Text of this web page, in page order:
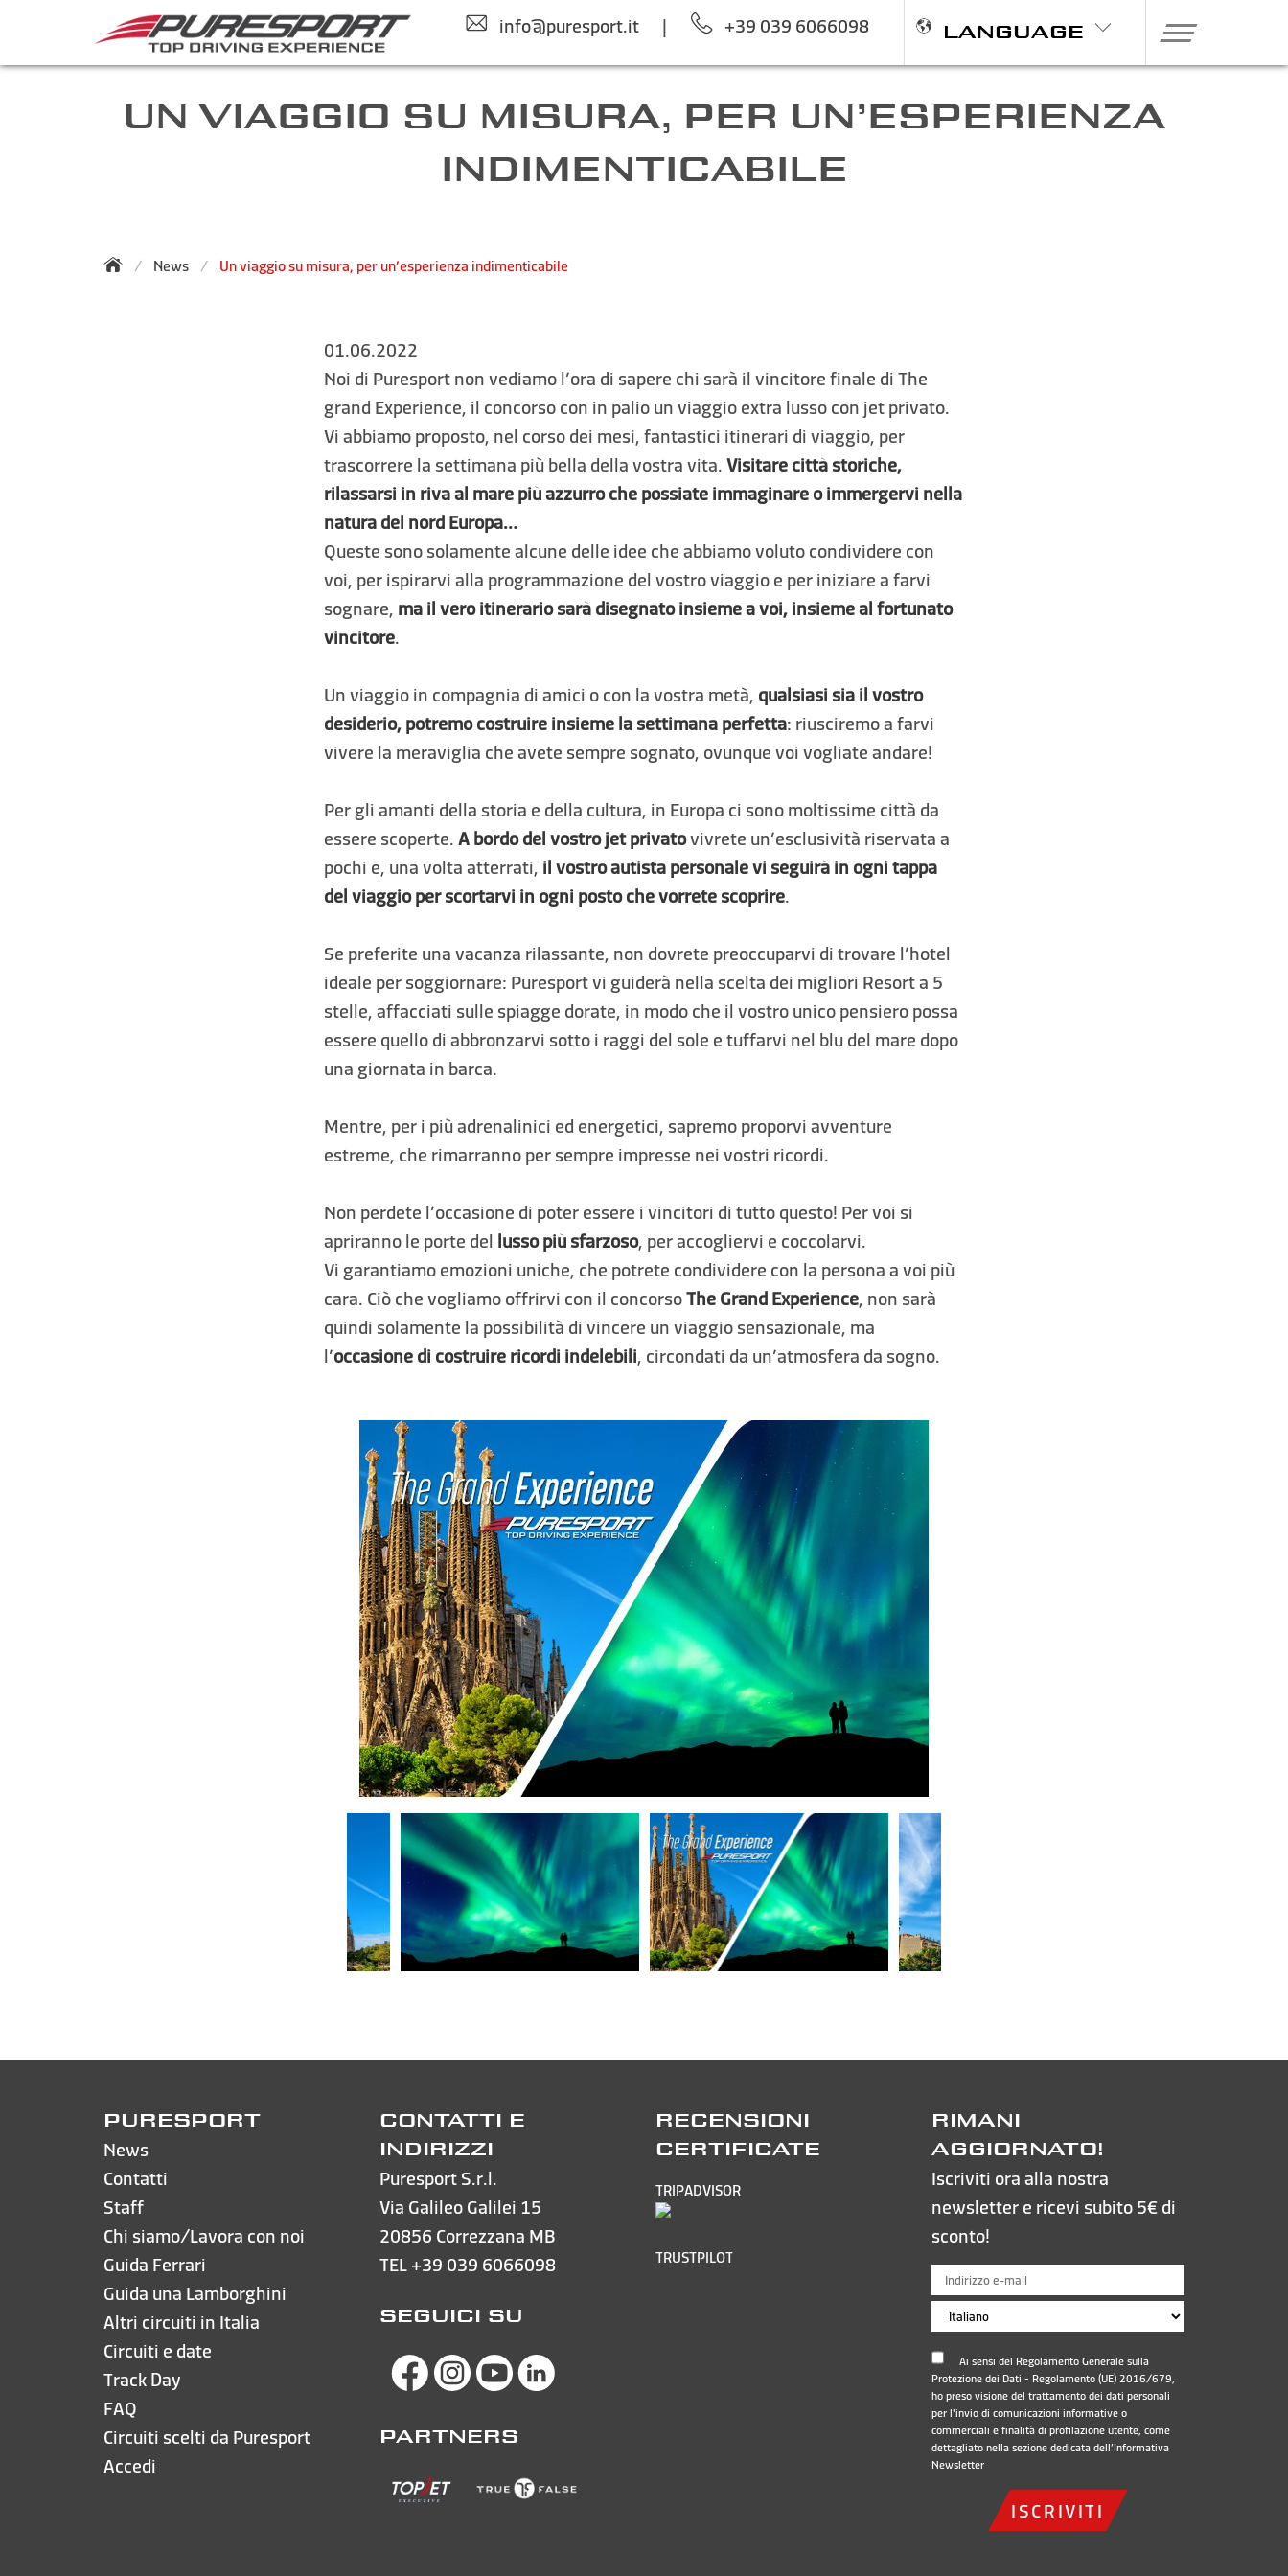
info@puresport.it | +39 039 6066098 LANGUAGE
UN VIAGGIO SU MISURA, PER UN’ESPERIENZA
INDIMENTICABILE
News Un viaggio su misura, per un’esperienza indimenticabile
01.06.2022
Noi di Puresport non vediamo l’ora di sapere chi sarà il vincitore finale di The
grand Experience, il concorso con in palio un viaggio extra lusso con jet privato.
Vi abbiamo proposto, nel corso dei mesi, fantastici itinerari di viaggio, per
trascorrere la settimana più bella della vostra vita.Visitare città storiche,
rilassarsi in riva al mare più azzurro che possiate immaginare o immergervi nella
natura del nord Europa…
Queste sono solamente alcune delle idee che abbiamo voluto condividere con
voi, per ispirarvi alla programmazione del vostro viaggio e per iniziare a farvi
sognare, ma il vero itinerario sarà disegnato insieme a voi, insieme al fortunato
vincitore.
Un viaggio in compagnia di amici o con la vostra metà, qualsiasi sia il vostro
desiderio, potremo costruire insieme la settimana perfetta: riusciremo a farvi
vivere la meraviglia che avete sempre sognato, ovunque voi vogliate andare!
Per gli amanti della storia e della cultura, in Europa ci sono moltissime città da
essere scoperte.A bordo del vostro jet privatovivrete un’esclusività riservata a
pochi e, una volta atterrati, il vostro autista personale vi seguirà in ogni tappa
del viaggio per scortarvi in ogni posto che vorrete scoprire.
Se preferite una vacanza rilassante, non dovrete preoccuparvi di trovare l’hotel
ideale per soggiornare: Puresport vi guiderà nella scelta dei migliori Resort a 5
stelle, affacciati sulle spiagge dorate, in modo che il vostro unico pensiero possa
essere quello di abbronzarvi sotto i raggi del sole e tuffarvi nel blu del mare dopo
una giornata in barca.
Mentre, per i più adrenalinici ed energetici, sapremo proporvi avventure
estreme, che rimarranno per sempre impresse nei vostri ricordi.
Non perdete l’occasione di poter essere i vincitori di tutto questo! Per voi si
apriranno le porte del lusso più sfarzoso, per accogliervi e coccolarvi.
Vi garantiamo emozioni uniche, che potrete condividere con la persona a voi più
cara. Ciò che vogliamo offrirvi con il concorsoThe Grand Experience, non sarà
quindi solamente la possibilità di vincere un viaggio sensazionale, ma
l’occasione di costruire ricordi indelebili, circondati da un’atmosfera da sogno.
PURESPORT
News
Contatti
Staff
Chi siamo/Lavora con noi
Guida Ferrari
Guida una Lamborghini
Altri circuiti in Italia
Circuiti e date
Track Day
FAQ
Circuiti scelti da Puresport
Accedi
CONTATTI E
INDIRIZZI
Puresport S.r.l.
Via Galileo Galilei 15
20856 Correzzana MB
TEL+39 039 6066098
SEGUICI SU
PARTNERS
RECENSIONI
CERTIFICATE
TRIPADVISOR
TRUSTPILOT
RIMANI
AGGIORNATO!
Iscriviti ora alla nostra
newsletter e ricevi subito 5€ di
sconto!
Ai sensi del Regolamento Generale sulla
Protezione dei Dati - Regolamento (UE) 2016/679,
ho preso visione del trattamento dei dati personali
per l'invio di comunicazioni informative o
commerciali e finalità di profilazione utente, come
dettagliato nella sezione dedicata dell’Informativa
Newsletter
ISCRIVITI